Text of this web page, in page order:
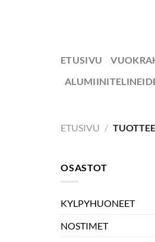
ETUSIVU
ETUSIVU /
OSASTOT
KYLPYHUONEET
NOSTIMET